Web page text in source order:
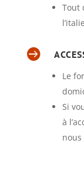
Tout

Le
Si
à